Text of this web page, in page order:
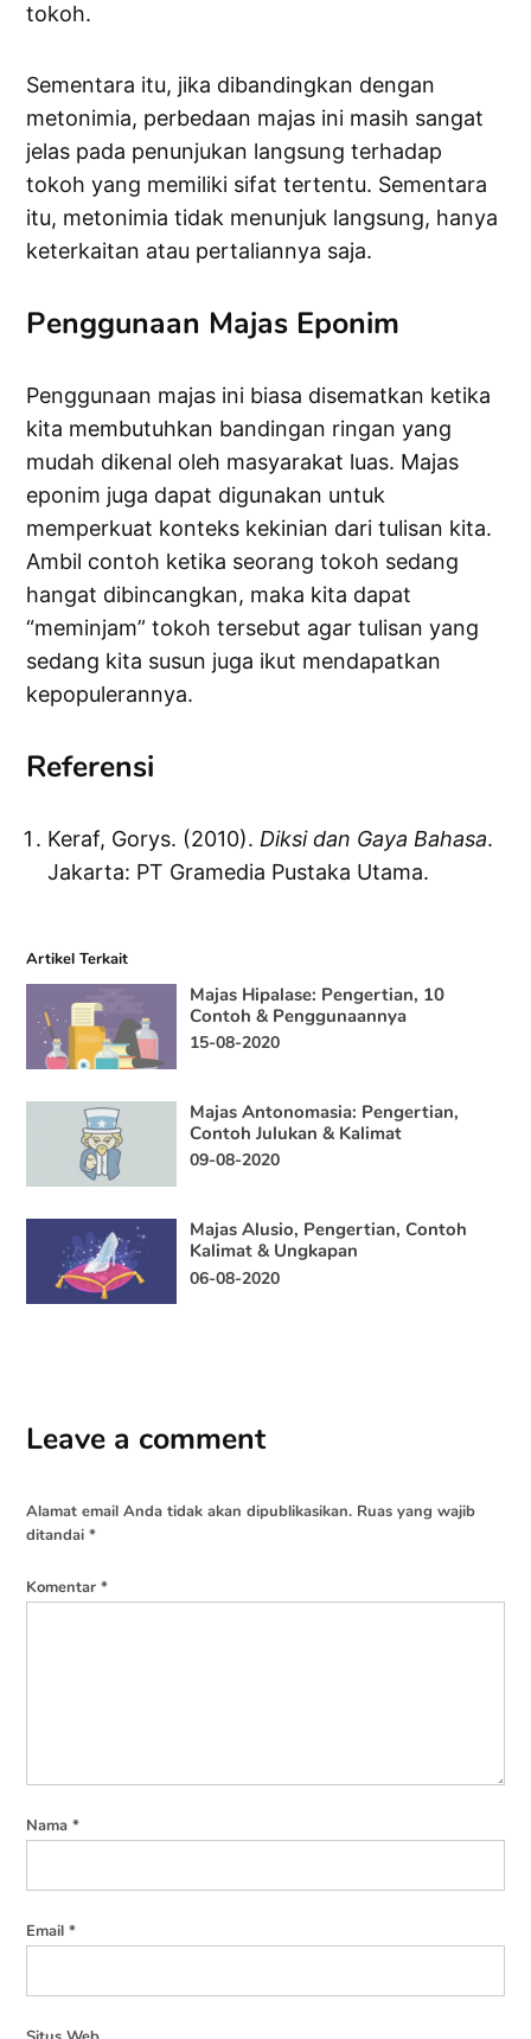
tokoh.
Sementara itu, jika dibandingkan dengan
metonimia, perbedaan majas ini masih sangat
jelas pada penunjukan langsung terhadap
tokoh yang memiliki sifat tertentu. Sementara
itu, metonimia tidak menunjuk langsung, hanya
keterkaitan atau pertaliannya saja.
Penggunaan Majas Eponim
Penggunaan majas ini biasa disematkan ketika
kita membutuhkan bandingan ringan yang
mudah dikenal oleh masyarakat luas. Majas
eponim juga dapat digunakan untuk
memperkuat konteks kekinian dari tulisan kita.
Ambil contoh ketika seorang tokoh sedang
hangat dibincangkan, maka kita dapat
“meminjam” tokoh tersebut agar tulisan yang
sedang kita susun juga ikut mendapatkan
kepopulerannya.
Referensi
Keraf, Gorys. (2010). Diksi dan Gaya Bahasa.
Jakarta: PT Gramedia Pustaka Utama.
Artikel Terkait
Majas Hipalase: Pengertian, 10
Contoh & Penggunaannya
15-08-2020
Majas Antonomasia: Pengertian,
Contoh Julukan & Kalimat
09-08-2020
Majas Alusio, Pengertian, Contoh
Kalimat & Ungkapan
06-08-2020
Leave a comment
Alamat email Anda tidak akan dipublikasikan. Ruas yang wajib
ditandai*
Komentar*
Nama*
Email*